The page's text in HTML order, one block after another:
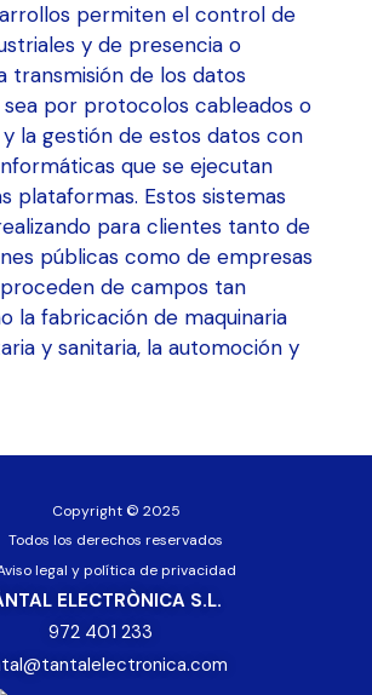
permiten el control de
y de presencia o
transmisión de los datos
sea por protocolos cableados o
la gestión de estos datos con
que se ejecutan
plataformas. Estos sistemas
para clientes tanto de
públicas como de empresas
de campos tan
la fabricación de maquinaria
y sanitaria, la automoción y
Copyright © 2025
Todos los derechos reservados
legal y política de privacidad
ELECTRÒNICA S.L.
972 401 233